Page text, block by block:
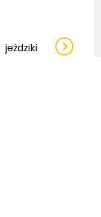
jeździki